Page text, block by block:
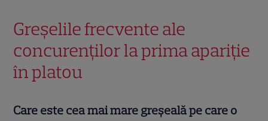
Greșelile frecvente ale
concurenților la prima apariție
în platou
Care este cea mai mare greșeală pe care o